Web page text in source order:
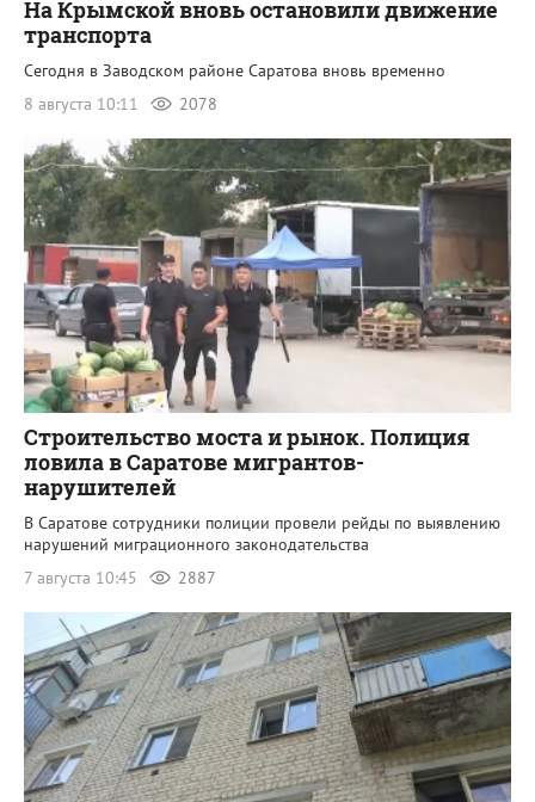
На Крымской вновь остановили движение
транспорта
Сегодня в Заводском районе Саратова вновь временно
8 августа 10:11
2078
Строительство моста и рынок. Полиция
ловила в Саратове мигрантов-
нарушителей
В Саратове сотрудники полиции провели рейды по выявлению
нарушений миграционного законодательства
7 августа 10:45
2887